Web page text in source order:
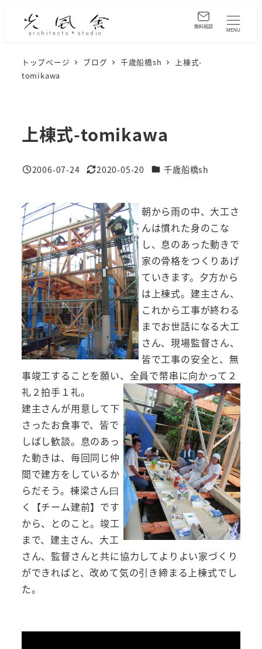
MENU
トップページ ブログ 千歳船橋sh
上棟式-
tomikawa
上棟式-tomikawa
投稿日
2006-07-24
更新日
2020-05-20 カテゴリー
千歳船橋sh
朝から雨の中、大工さ
んは慣れた身のこな
し、息のあった動きで
家の骨格をつくりあげ
ていきます。夕方から
は上棟式。建主さん、
これから工事が終わる
までお世話になる大工
さん、現場監督さん、
皆で工事の安全と、無
事竣工することを願い、全員で幣串に向かって２
礼２拍手１礼。
建主さんが用意して下
さったお食事で、皆で
しばし歓談。息のあっ
た動きは、毎回同じ仲
間で建方をしているか
らだそう。棟梁さん曰
く【チーム建前】です
から、とのこと。竣工
まで、建主さん、大工
さん、監督さんと共に協力してよりよい家づくり
ができればと、改めて気の引き締まる上棟式でし
た。
無料相談